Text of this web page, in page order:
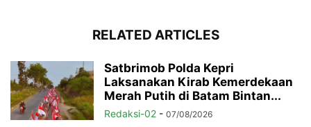
RELATED ARTICLES
Satbrimob Polda Kepri
Laksanakan Kirab Kemerdekaan
Merah Putih di Batam Bintan...
Redaksi-02 - 07/08/2026